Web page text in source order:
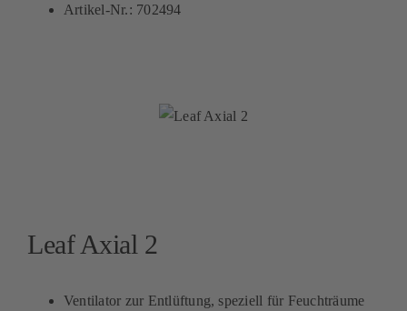
Artikel-Nr.: 702494
Leaf Axial 2
Ventilator zur Entlüftung, speziell für Feuchträume